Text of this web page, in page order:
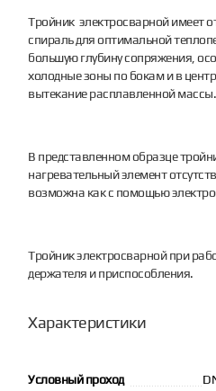
Тройник электросварной имеет
спираль для оптимальной
большую глубину сопряжения,
холодные зоны по бокам и в
вытекание расплавленной массы.
В представленном образце
нагревательный элемент
возможна как с помощью
Тройник электросварной при
держателя и приспособления.
Характеристики
Условный проход